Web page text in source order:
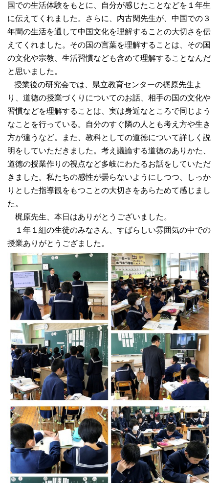
国での生活体験をもとに、自分が感じたことなどを１年生
に伝えてくれました。さらに、内古閑先生が、中国での３
年間の生活を通して中国文化を理解することの大切さを伝
えてくれました。その国の言葉を理解することは、その国
の文化や宗教、生活習慣なども含めて理解することなんだ
と思いました。
授業後の研究会では、県立教育センターの梶原先生よ
り、道徳の授業づくりについてのお話、相手の国の文化や
習慣などを理解することは、実は身近なところで同じよう
なことを行っている。自分のすぐ隣の人とも考え方や生き
方が違うなど。また、教科としての道徳について詳しく説
明をしていただきました。考え議論する道徳のありかた、
道徳の授業作りの視点など多岐にわたるお話をしていただ
きました。私たちの感性が曇らないようにしつつ、しっか
りとした指導観をもつことの大切さをあらためて感じまし
た。
梶原先生、本日はありがとうございました。
１年１組の生徒のみなさん、すばらしい雰囲気の中での
授業ありがとうござました。